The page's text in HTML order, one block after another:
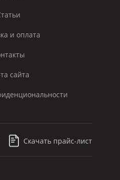
и оплата
сайта
Скачать прайс-лист